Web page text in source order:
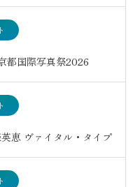
都国際写真祭2026
恵 ヴァイタル・タイプ